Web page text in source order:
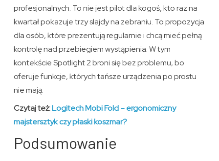
profesjonalnych. To nie jest pilot dla kogoś, kto raz na
kwartał pokazuje trzy slajdy na zebraniu. To propozycja
dla osób, które prezentują regularnie i chcą mieć pełną
kontrolę nad przebiegiem wystąpienia. W tym
kontekście Spotlight 2 broni się bez problemu, bo
oferuje funkcje, których tańsze urządzenia po prostu
nie mają.
Czytaj też:Logitech Mobi Fold – ergonomiczny
majstersztyk czy płaski koszmar?
Podsumowanie